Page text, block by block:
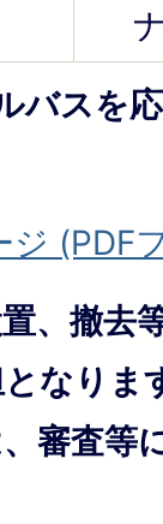
バスを
ジ (PDF
、撤去
なりま
審査等